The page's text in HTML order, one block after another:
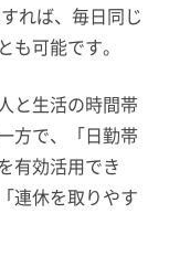
れば、毎日同じ
可能です。
と生活の時間帯
方で、「日勤帯
有効活用でき
連休を取りやす